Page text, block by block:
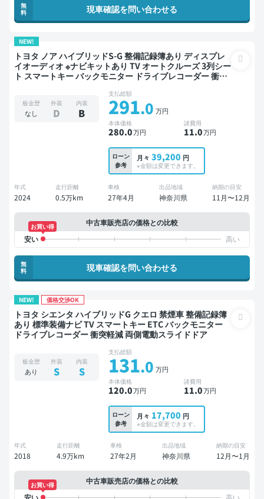
無
料
現車確認を問い合わせる
NEW!
トヨタ ノア ハイブリッドS-G 整備記録簿あり ディスプレ
イオーディオ ※ナビキットあり TV オートクルーズ 3列シー
ト スマートキー バックモニター ドライブレコーダー 衝突
板金歴
なし
外装
D
内装
B
支払総額
291.0 万円
本体価格
280.0万円
諸費用
11.0万円
ローン
参考
月々 39,200 円
※金額は変更できます。
年式
2024
走行距離
0.5万km
車検
27年4月
出品地域
神奈川県
納期の目安
11月〜12月
中古車販売店の価格との比較
お買い得
無
料
現車確認を問い合わせる
NEW! 価格交渉OK
トヨタ シエンタ ハイブリッドG クエロ 禁煙車 整備記録簿
あり 標準装備ナビ TV スマートキー ETC バックモニター
ドライブレコーダー 衝突軽減 両側電動スライドドア
板金歴
あり
外装
S
内装
S
支払総額
131.0 万円
本体価格
120.0万円
諸費用
11.0万円
ローン
参考
月々 17,700 円
※金額は変更できます。
年式
2018
走行距離
4.9万km
車検
27年2月
出品地域
神奈川県
納期の目安
12月〜1月
中古車販売店の価格との比較
お買い得